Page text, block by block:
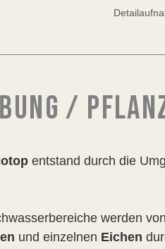
/
entstand durch die
werden von
und einzelnen Eichen